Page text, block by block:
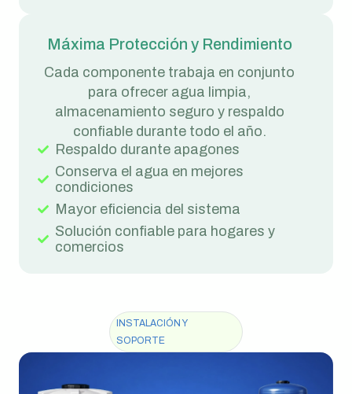
Máxima Protección y Rendimiento
Cada componente trabaja en conjunto
para ofrecer agua limpia,
almacenamiento seguro y respaldo
confiable durante todo el año.
Respaldo durante apagones
Conserva el agua en mejores
condiciones
Mayor eficiencia del sistema
Solución confiable para hogares y
comercios
INSTALACIÓN Y
SOPORTE